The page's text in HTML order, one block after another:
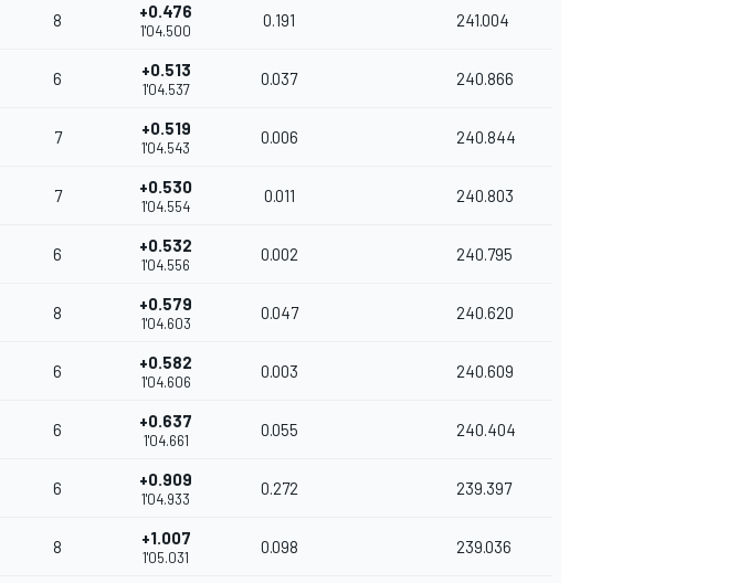
8 +0.476
1'04.500
0.191 241.004
6 +0.513
1'04.537
0.037 240.866
7 +0.519
1'04.543
0.006 240.844
7 +0.530
1'04.554
0.011 240.803
6 +0.532
1'04.556
0.002 240.795
8 +0.579
1'04.603
0.047 240.620
6 +0.582
1'04.606
0.003 240.609
6 +0.637
1'04.661
0.055 240.404
6 +0.909
1'04.933
0.272 239.397
8 +1.007
1'05.031
0.098 239.036